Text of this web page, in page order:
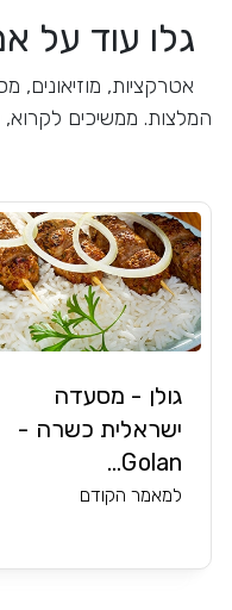
גלו עוד על
אטרקציות,
המלצות. ממשיכים
גולן - מסעדה
ישראלית כשרה -
Golan...
למאמר הקודם